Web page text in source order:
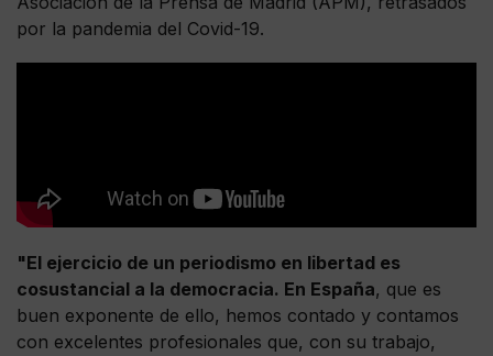
por la pandemia del Covid-19.
"El ejercicio de un periodismo en libertad es
cosustancial a la democracia. En España, que es
buen exponente de ello, hemos contado y contamos
con excelentes profesionales que, con su trabajo,